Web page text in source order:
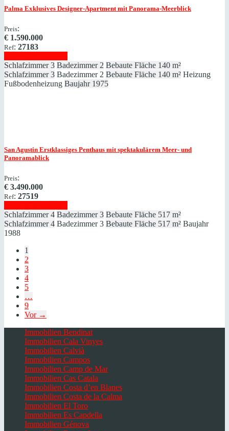
Palma Exklusives Designer-Apartment mit Panorama-Meerblick
Preis:
€ 1.590.000
Ref: 27183
Schlafzimmer 3 Badezimmer 2 Bebaute Fläche 140 m²
Schlafzimmer 3 Badezimmer 2 Bebaute Fläche 140 m² Heizung
Fußbodenheizung Baujahr 1975
San Agustin Erstklassiges Penthaus mit spektakulärem Meer- und
Panoramablick
Preis:
€ 3.490.000
Ref: 27519
Schlafzimmer 4 Badezimmer 3 Bebaute Fläche 517 m²
Schlafzimmer 4 Badezimmer 3 Bebaute Fläche 517 m² Baujahr
1988
1
2
3
4
5
…
9
Vor →
Immobilien Bendinat
Immobilien Cala Vinyes
Immobilien Calvià
Immobilien Campos
Immobilien Camp de Mar
Immobilien Cas Catala
Immobilien Costa d’en Blanes
Immobilien Costa de la Calma
Immobilien El Toro
Immobilien Es Capdella
Immobilien Génova